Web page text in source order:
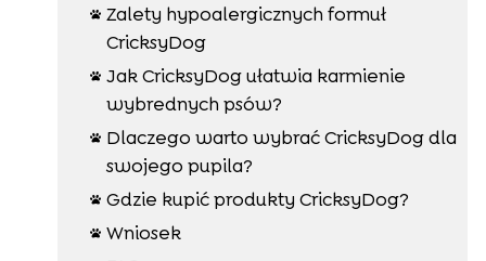
 Zalety hypoalergicznych formuł
CricksyDog
 Jak CricksyDog ułatwia karmienie
wybrednych psów?

Dlaczego warto wybrać CricksyDog dla
swojego pupila?
 Gdzie kupić produkty CricksyDog?
 Wniosek